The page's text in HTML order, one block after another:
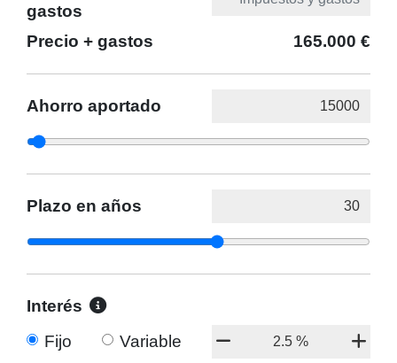
gastos
Precio + gastos
165.000 €
Ahorro aportado
Plazo en años
Interés
Fijo
Variable